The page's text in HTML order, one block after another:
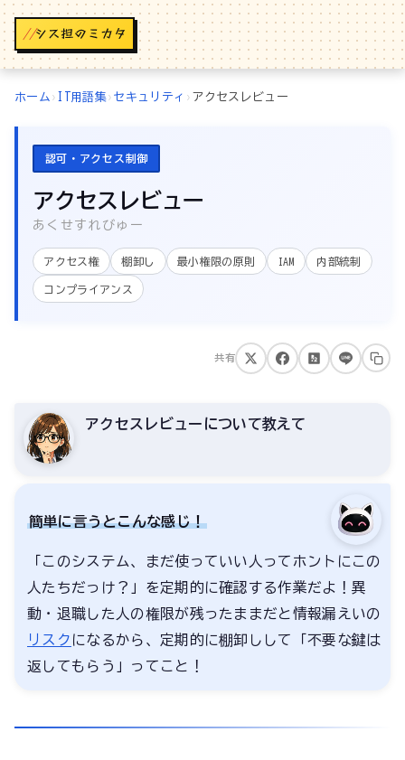
//
ホーム › IT用語集› セキュリティ › アクセスレビュー
認可・アクセス制御
アクセスレビュー
あくせすれびゅー
アクセス権 棚卸し 最小権限の原則 IAM 内部統制
コンプライアンス
共有
アクセスレビューについて教えて
簡単に言うとこんな感じ！
「このシステム、まだ使っていい人ってホントにこの
人たちだっけ？」を定期的に確認する作業だよ！異
動・退職した人の権限が残ったままだと情報漏えいの
リスク になるから、定期的に棚卸しして「不要な鍵は
返してもらう」ってこと！